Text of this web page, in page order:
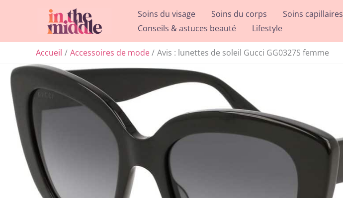
Soins du visage Soins du corps Soins capillaires
Conseils & astuces beauté
Lifestyle
Accueil Accessoires de mode Avis : lunettes de soleil Gucci GG0327S femme